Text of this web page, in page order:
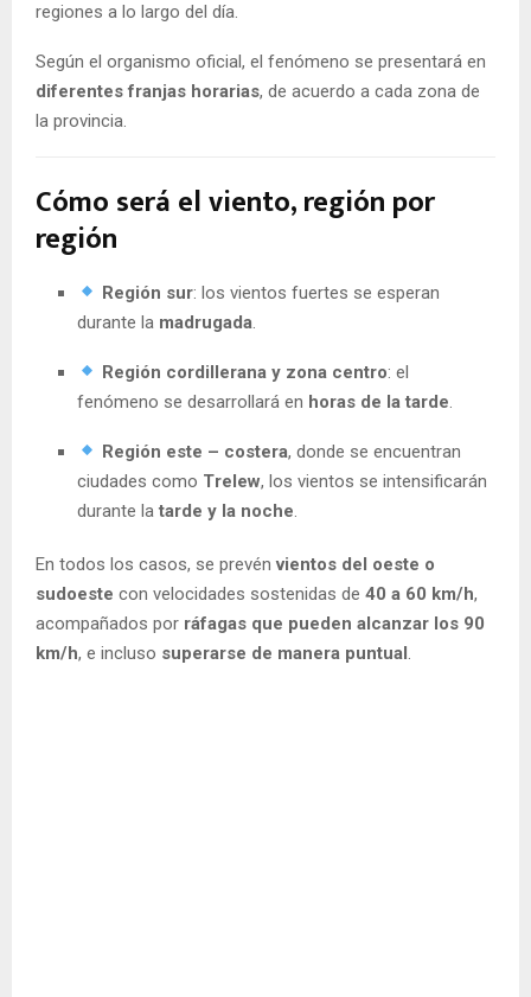
regiones a lo largo del día.
Según el organismo oficial, el fenómeno se presentará en
diferentes franjas horarias, de acuerdo a cada zona de
la provincia.
Cómo será el viento, región por
región
Región sur: los vientos fuertes se esperan
durante la madrugada.
Región cordillerana y zona centro: el
fenómeno se desarrollará en horas de la tarde.
Región este – costera, donde se encuentran
ciudades como Trelew, los vientos se intensificarán
durante la tarde y la noche.
En todos los casos, se prevénvientos del oeste o
sudoeste con velocidades sostenidas de 40 a 60 km/h,
acompañados por ráfagas que pueden alcanzar los 90
km/h, e incluso superarse de manera puntual.